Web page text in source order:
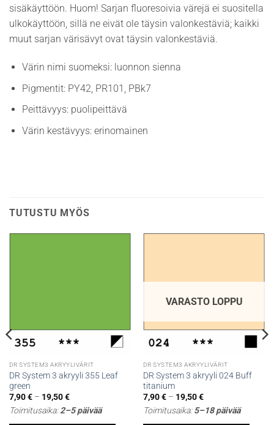
sisäkäyttöön. Huom! Sarjan fluoresoivia värejä ei suositella
ulkokäyttöön, sillä ne eivät ole täysin valonkestäviä; kaikki
muut sarjan värisävyt ovat täysin valonkestäviä.
Värin nimi suomeksi: luonnon sienna
Pigmentit: PY42, PR101, PBk7
Peittävyys: puolipeittävä
Värin kestävyys: erinomainen
TUTUSTU MYÖS
DR SYSTEM3 AKRYYLIVÄRIT
DR System 3 akryyli 355 Leaf
green
7,90€ – 19,50€Hintaluokka:
7,90 €
-
Toimitusaika:2–5 päivää
VARASTO LOPPU
DR SYSTEM3 AKRYYLIVÄRIT
DR System 3 akryyli 024 Buff
titanium
7,90€ – 19,50€Hintaluokka:
-
Toimitusaika:5–18 päivää